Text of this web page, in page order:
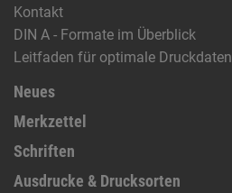
Kontakt
DIN A - Formate im Überblick
Leitfaden für optimale Druckdaten
Neues
Merkzettel
Schriften
Ausdrucke & Drucksorten